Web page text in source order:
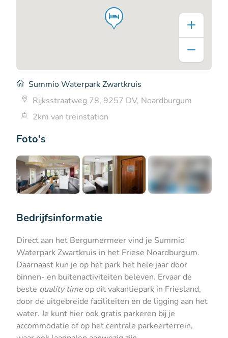
Foto's
Summio Waterpark Zwartkruis
Rijksstraatweg 78, 9257 DV, Noardburgum
2km van treinstation
Bedrijfsinformatie
Direct aan het Bergumermeer vind je Summio
Waterpark Zwartkruis in het Friese Noardburgum.
Daarnaast kun je op het park het hele jaar door
binnen- en buitenactiviteiten beleven. Ervaar de
beste quality timeop dit vakantiepark in Friesland,
door de uitgebreide faciliteiten en de ligging aan het
water. Je kunt hier ook gratis parkeren bij je
accommodatie of op het centrale parkeerterrein,